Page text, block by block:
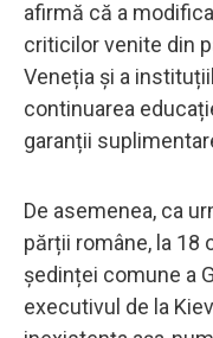
afirmă că a
criticilor venite din
Veneția și a
continuarea
garanții
De asemenea, ca
părții române, la 18
ședinței comune a
executivul de la